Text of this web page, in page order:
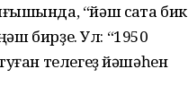
“йәш саҡта бик
бирҙе. Ул: “1950
телегеҙ йәшәһен